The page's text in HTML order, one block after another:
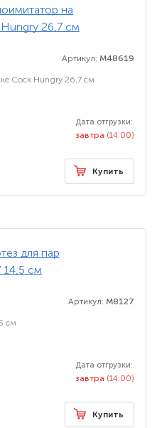
Артикул: M48619
Cock Hungry 26,7 см
Дата отгрузки:
завтра (14:00)
Купить
Артикул: M8127
см
Дата отгрузки:
завтра (14:00)
Купить